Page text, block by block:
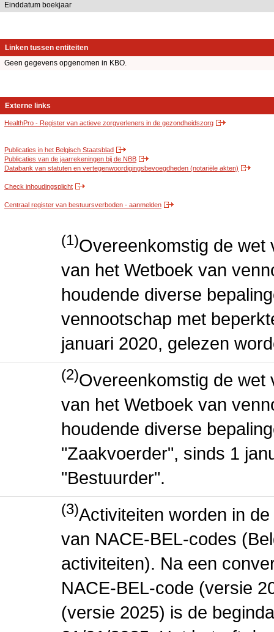
Einddatum boekjaar
Linken tussen entiteiten
Geen gegevens opgenomen in KBO.
Externe links
HealthPro - Register van actieve zorgverleners in de gezondheidszorg
Publicaties in het Belgisch Staatsblad
Publicaties van de jaarrekeningen bij de NBB
Databank van statuten en vertegenwoordigingsbevoegdheden (notariële akten)
Check inhoudingsplicht
Centraal register van bestuursverboden - aanmelden
(1)Overeenkomstig de wet
van het Wetboek van
houdende diverse
vennootschap met
januari 2020, gelezen
(2)Overeenkomstig de wet
van het Wetboek van
houdende diverse
"Zaakvoerder", sinds 1
"Bestuurder".
(3)Activiteiten worden in
van NACE-BEL-codes
activiteiten). Na een
NACE-BEL-code (versie
(versie 2025) is de